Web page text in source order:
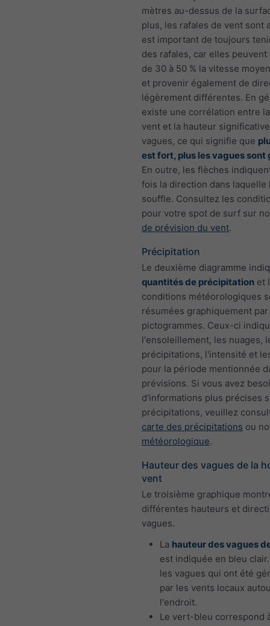
mètres au-dessus de la
plus, les rafales de vent sont
est important de toujours
des rafales, car elles peuvent
de 30 à 50 % la vitesse
et provenir également de
légèrement différentes. En
existe une corrélation entre
vent et la hauteur
vagues, ce qui signifie que
est fort, plus les vagues sont
En outre, les flèches
fois la direction dans laquelle
souffle. Consultez les
pour votre spot de surf sur
de prévision du vent.
Précipitation
Le deuxième diagramme
quantités de précipitation et
conditions météorologiques
résumées graphiquement
pictogrammes. Ceux-ci
l'ensoleillement, les nuages,
précipitations, l'intensité et
pour la période mentionnée
prévisions. Si vous avez
d'informations plus précises
précipitations, veuillez
carte des précipitations ou
météorologique.
Hauteur des vagues de la
vent
Le troisième graphique
différentes hauteurs et
vagues.
La hauteur des vagues
est indiquée en bleu
les vagues qui ont été
par les vents locaux
l'endroit.
Le vert-bleu correspond